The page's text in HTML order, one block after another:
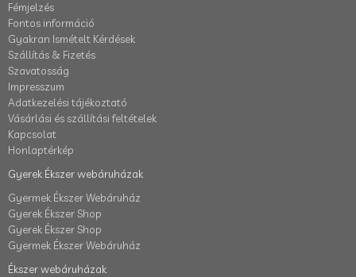
Fémjelzés
Fontos információ
Gyakran Ismételt Kérdések
Szállítás & Fizetés
Szavatosság
Impresszum
Adatkezelési tájékoztató
Vásárlási és szállítási feltételek
Kapcsolat
Honlaptérkép
Gyerek Ékszer webáruházak
Gyermek Ékszer Webáruház
Gyerek Ékszer Shop
Gyerek Ékszer Shop
Gyermek Ékszer Webáruház
Ékszer webáruházak